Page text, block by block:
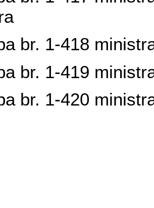
br. 1-418
br. 1-419
br. 1-420